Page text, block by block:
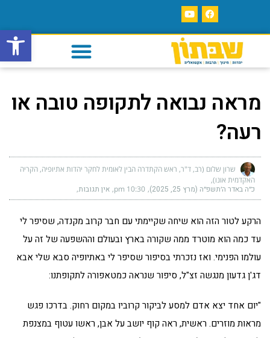
פתח
מראה נבואה לתקופה טובה או
רעה?
שרון שלום (רב, ד"ר, ראש הקתדרה הבין לאומית לחקר יהדות אתיופיה, הקריה
האקדמית אונו)
כ״ה באדר ה׳תשפ״ה (מרץ 25, 2025) 10:30 pm אין תגובות
הרקע לטור הזה הוא שיחה שקיימתי עם חבר קרוב מקנדה, שסיפר לי
עד כמה הוא מוטרד ממה שקורה בארץ ובעולם וההשפעה של זה על
עולמו הפנימי. ואז נזכרתי בסיפור שסיפר לי באתיופיה סבא שלי אבא
דג'ן גדעון מנגשה זצ"ל, סיפור שנראה כמטאפורה לתקופתנו:
"יום אחד יצא אדם למסע לביקור קרוביו במקום רחוק. בדרכו פגש
מראות מוזרים. ראשית, ראה קוף יושב על אבן, ראשו עטוף במצנפת